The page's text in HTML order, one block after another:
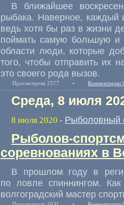
В ближайшее
рыбака. Наверное, каждый
ведь хотя бы раз в жизни
поймать самую большую и
области люди, которые
того, чтобы отправить их
это своего рода вызов.
Просмотрели 2577 • Комментарии
Среда, 8 июля
8 июля 2020 - Рыболовный
Рыболов-
соревнованиях в
В прошлом году в
по ловле спиннингом.
волгоградский мастер